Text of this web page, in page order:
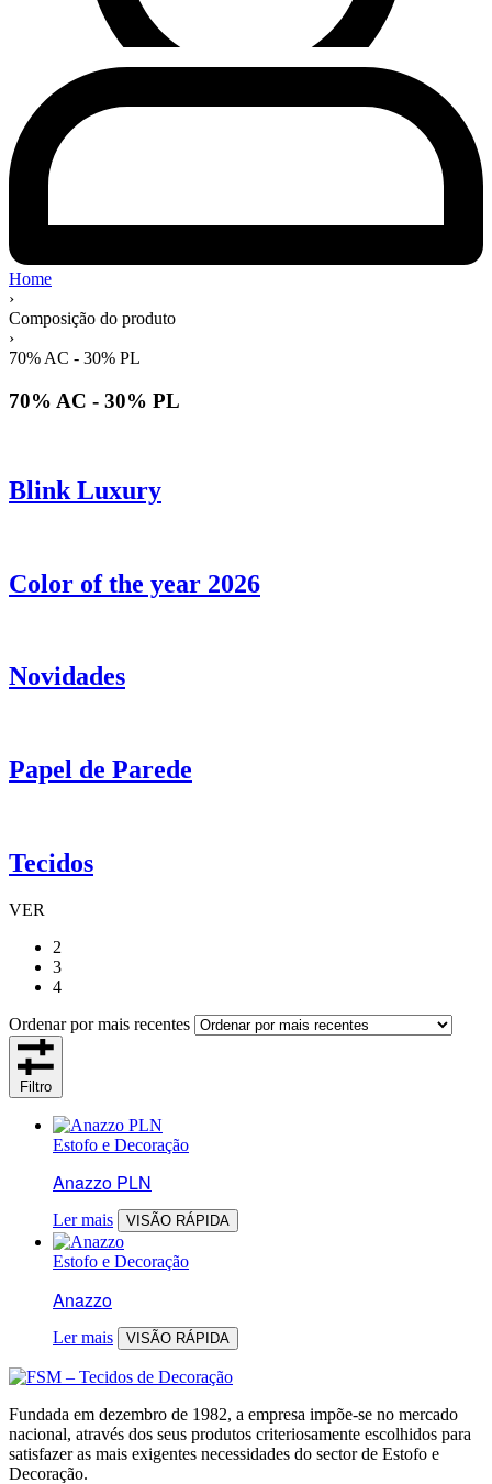
Home
›
Composição do produto
›
70% AC - 30% PL
70% AC - 30% PL
Blink Luxury
Color of the year 2026
Novidades
Papel de Parede
Tecidos
VER
2
3
4
Ordenar por mais recentes
Filtro
Estofo e Decoração
Anazzo PLN
Ler mais VISÃO RÁPIDA
Estofo e Decoração
Anazzo
Ler mais VISÃO RÁPIDA
Fundada em dezembro de 1982, a empresa impõe-se no mercado
nacional, através dos seus produtos criteriosamente escolhidos para
satisfazer as mais exigentes necessidades do sector de Estofo e
Decoração.